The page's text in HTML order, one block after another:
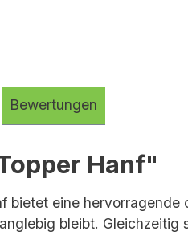
Bewertungen
Hanf"
bietet eine
bleibt.